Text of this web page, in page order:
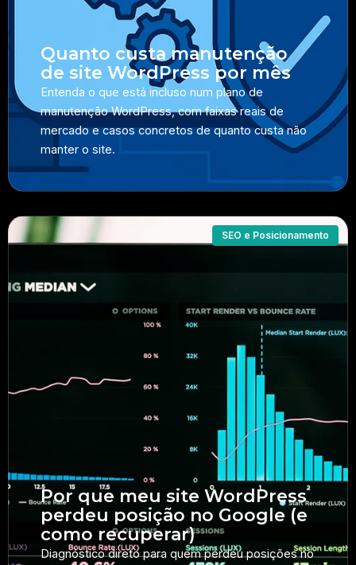
Quanto custa manutenção
de site WordPress por mês
Entenda o que está incluso num plano de
manutenção WordPress, com faixas reais de
mercado e casos concretos de quanto custa não
manter o site.
Por que meu site WordPress
perdeu posição no Google (e
como recuperar)
Diagnóstico direto para quem perdeu posições no
SEO e Posicionamento